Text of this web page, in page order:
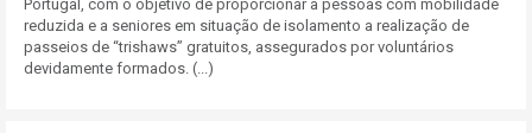
Portugal, com o objetivo de proporcionar a pessoas com mobilidade
reduzida e a seniores em situação de isolamento a realização de
passeios de “trishaws” gratuitos, assegurados por voluntários
devidamente formados. (...)